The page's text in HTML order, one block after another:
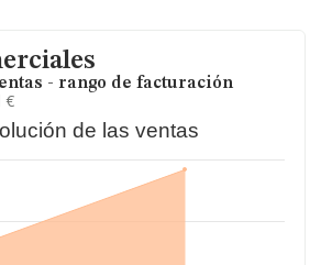
- rango de facturación
€
de las ventas